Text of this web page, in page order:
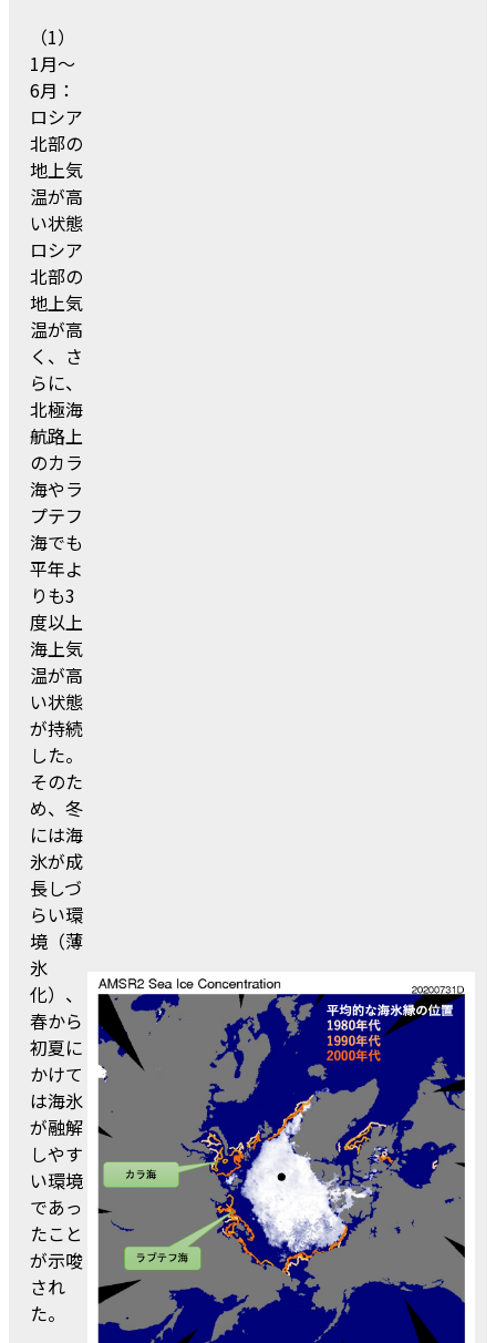
（1）
1月～
6月：
ロシア
北部の
地上気
温が高
い状態
ロシア
北部の
地上気
温が高
く、さ
らに、
北極海
航路上
のカラ
海やラ
プテフ
海でも
平年よ
りも3
度以上
海上気
温が高
い状態
が持続
した。
そのた
め、冬
には海
氷が成
長しづ
らい環
境（薄
氷
化）、
春から
初夏に
かけて
は海氷
が融解
しやす
い環境
であっ
たこと
が示唆
され
た。